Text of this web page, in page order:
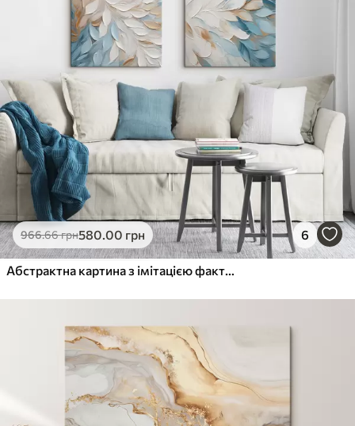
966.66грн580.00 грн 6
Абстрактна картина з імітацією фактури та мазками пензля білого, синього та бежевого кольорів